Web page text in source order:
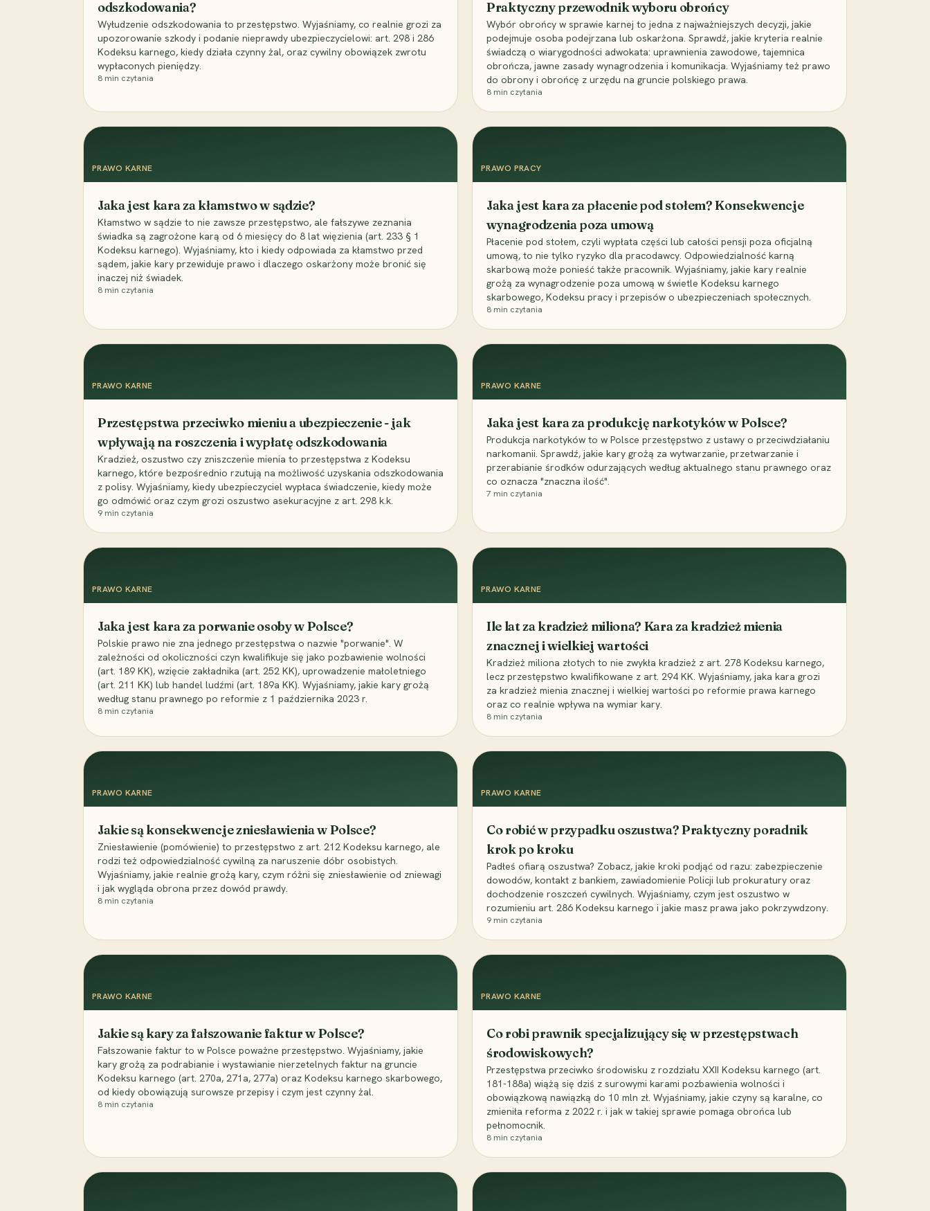
odszkodowania?
Wyłudzenie odszkodowania to przestępstwo. Wyjaśniamy, co realnie grozi za
upozorowanie szkody i podanie nieprawdy ubezpieczycielowi: art. 298 i 286
Kodeksu karnego, kiedy działa czynny żal, oraz cywilny obowiązek zwrotu
wypłaconych pieniędzy.
8 min czytania
Praktyczny przewodnik wyboru obrońcy
Wybór obrońcy w sprawie karnej to jedna z najważniejszych decyzji, jakie
podejmuje osoba podejrzana lub oskarżona. Sprawdź, jakie kryteria realnie
świadczą o wiarygodności adwokata: uprawnienia zawodowe, tajemnica
obrończa, jawne zasady wynagrodzenia i komunikacja. Wyjaśniamy też prawo
do obrony i obrońcę z urzędu na gruncie polskiego prawa.
8 min czytania
PRAWO KARNE
Jaka jest kara za kłamstwo w sądzie?
Kłamstwo w sądzie to nie zawsze przestępstwo, ale fałszywe zeznania
świadka są zagrożone karą od 6 miesięcy do 8 lat więzienia (art. 233 § 1
Kodeksu karnego). Wyjaśniamy, kto i kiedy odpowiada za kłamstwo przed
sądem, jakie kary przewiduje prawo i dlaczego oskarżony może bronić się
inaczej niż świadek.
8 min czytania
PRAWO PRACY
Jaka jest kara za płacenie pod stołem? Konsekwencje
wynagrodzenia poza umową
Płacenie pod stołem, czyli wypłata części lub całości pensji poza oficjalną
umową, to nie tylko ryzyko dla pracodawcy. Odpowiedzialność karną
skarbową może ponieść także pracownik. Wyjaśniamy, jakie kary realnie
grożą za wynagrodzenie poza umową w świetle Kodeksu karnego
skarbowego, Kodeksu pracy i przepisów o ubezpieczeniach społecznych.
8 min czytania
PRAWO KARNE
Przestępstwa przeciwko mieniu a ubezpieczenie - jak
wpływają na roszczenia i wypłatę odszkodowania
Kradzież, oszustwo czy zniszczenie mienia to przestępstwa z Kodeksu
karnego, które bezpośrednio rzutują na możliwość uzyskania odszkodowania
z polisy. Wyjaśniamy, kiedy ubezpieczyciel wypłaca świadczenie, kiedy może
go odmówić oraz czym grozi oszustwo asekuracyjne z art. 298 k.k.
9 min czytania
PRAWO KARNE
Jaka jest kara za produkcję narkotyków w Polsce?
Produkcja narkotyków to w Polsce przestępstwo z ustawy o przeciwdziałaniu
narkomanii. Sprawdź, jakie kary grożą za wytwarzanie, przetwarzanie i
przerabianie środków odurzających według aktualnego stanu prawnego oraz
co oznacza "znaczna ilość".
7 min czytania
PRAWO KARNE
Jaka jest kara za porwanie osoby w Polsce?
Polskie prawo nie zna jednego przestępstwa o nazwie "porwanie". W
zależności od okoliczności czyn kwalifikuje się jako pozbawienie wolności
(art. 189 KK), wzięcie zakładnika (art. 252 KK), uprowadzenie małoletniego
(art. 211 KK) lub handel ludźmi (art. 189a KK). Wyjaśniamy, jakie kary grożą
według stanu prawnego po reformie z 1 października 2023 r.
8 min czytania
PRAWO KARNE
Ile lat za kradzież miliona? Kara za kradzież mienia
znacznej i wielkiej wartości
Kradzież miliona złotych to nie zwykła kradzież z art. 278 Kodeksu karnego,
lecz przestępstwo kwalifikowane z art. 294 KK. Wyjaśniamy, jaka kara grozi
za kradzież mienia znacznej i wielkiej wartości po reformie prawa karnego
oraz co realnie wpływa na wymiar kary.
8 min czytania
PRAWO KARNE
Jakie są konsekwencje zniesławienia w Polsce?
Zniesławienie (pomówienie) to przestępstwo z art. 212 Kodeksu karnego, ale
rodzi też odpowiedzialność cywilną za naruszenie dóbr osobistych.
Wyjaśniamy, jakie realnie grożą kary, czym różni się zniesławienie od zniewagi
i jak wygląda obrona przez dowód prawdy.
8 min czytania
PRAWO KARNE
Co robić w przypadku oszustwa? Praktyczny poradnik
krok po kroku
Padłeś ofiarą oszustwa? Zobacz, jakie kroki podjąć od razu: zabezpieczenie
dowodów, kontakt z bankiem, zawiadomienie Policji lub prokuratury oraz
dochodzenie roszczeń cywilnych. Wyjaśniamy, czym jest oszustwo w
rozumieniu art. 286 Kodeksu karnego i jakie masz prawa jako pokrzywdzony.
9 min czytania
PRAWO KARNE
Jakie są kary za fałszowanie faktur w Polsce?
Fałszowanie faktur to w Polsce poważne przestępstwo. Wyjaśniamy, jakie
kary grożą za podrabianie i wystawianie nierzetelnych faktur na gruncie
Kodeksu karnego (art. 270a, 271a, 277a) oraz Kodeksu karnego skarbowego,
od kiedy obowiązują surowsze przepisy i czym jest czynny żal.
8 min czytania
PRAWO KARNE
Co robi prawnik specjalizujący się w przestępstwach
środowiskowych?
Przestępstwa przeciwko środowisku z rozdziału XXII Kodeksu karnego (art.
181-188a) wiążą się dziś z surowymi karami pozbawienia wolności i
obowiązkową nawiązką do 10 mln zł. Wyjaśniamy, jakie czyny są karalne, co
zmieniła reforma z 2022 r. i jak w takiej sprawie pomaga obrońca lub
pełnomocnik.
8 min czytania